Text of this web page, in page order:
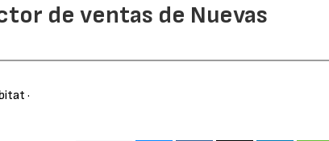
de ventas de Nuevas
·